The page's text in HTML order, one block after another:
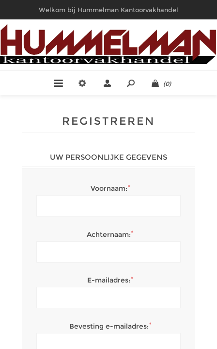
Welkom bij Hummelman Kantoorvakhandel
(0)
REGISTREREN
UW PERSOONLIJKE GEGEVENS
Voornaam:*
Achternaam:*
E-mailadres:*
Bevesting e-mailadres:*